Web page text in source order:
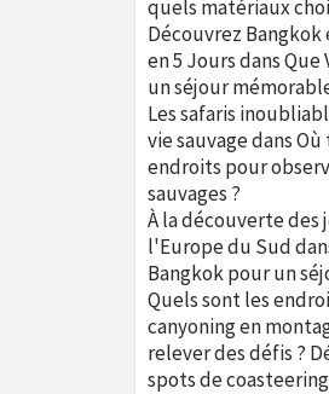
quels matériaux
Découvrez Bangkok
en 5 JoursdansQue
un séjour
Les safaris
vie sauvagedansOù
endroits pour
sauvages ?
À la découverte des
l'Europe du Sud
Bangkok pour un
Quels sont les
canyoning en
relever des défis ?
spots de